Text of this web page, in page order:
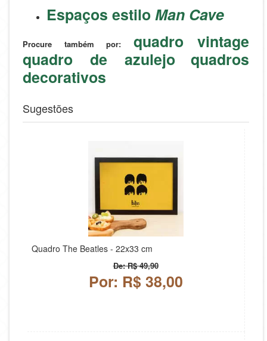
Espaços estiloMan Cave
Procure também por:
quadro vintage
quadro de azulejo
quadros
decorativos
Sugestões
Quadro The Beatles - 22x33 cm
De: R$ 49,90
Por: R$ 38,00